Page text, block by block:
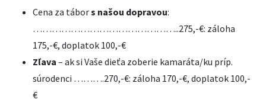
Cena za tábors našou dopravou:
………………………………………..275,-€: záloha
175,-€, doplatok 100,-€
Zľava – ak si Vaše dieťa zoberie kamaráta/ku príp.
súrodenci ……….270,-€: záloha 170,-€, doplatok 100,-
€